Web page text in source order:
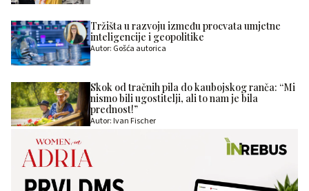
Tržišta u razvoju između procvata umjetne
inteligencije i geopolitike
Autor: Gošća autorica
Skok od tračnih pila do kaubojskog ranča: “Mi
nismo bili ugostitelji, ali to nam je bila
prednost!”
Autor: Ivan Fischer